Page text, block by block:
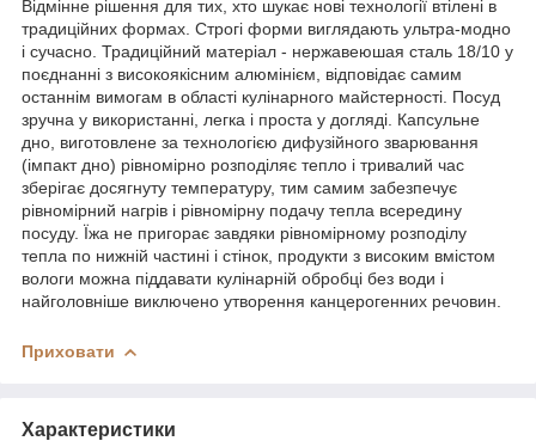
Відмінне рішення для тих, хто шукає нові технології втілені в
традиційних формах. Строгі форми виглядають ультра-модно
і сучасно. Традиційний матеріал - нержавеюшая сталь 18/10 у
поєднанні з високоякісним алюмінієм, відповідає самим
останнім вимогам в області кулінарного майстерності. Посуд
зручна у використанні, легка і проста у догляді. Капсульне
дно, виготовлене за технологією дифузійного зварювання
(імпакт дно) рівномірно розподіляє тепло і тривалий час
зберігає досягнуту температуру, тим самим забезпечує
рівномірний нагрів і рівномірну подачу тепла всередину
посуду. Їжа не пригорає завдяки рівномірному розподілу
тепла по нижній частині і стінок, продукти з високим вмістом
вологи можна піддавати кулінарній обробці без води і
найголовніше виключено утворення канцерогенних речовин.
Приховати
Характеристики